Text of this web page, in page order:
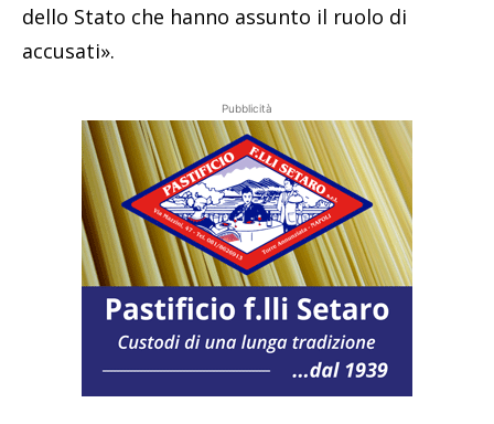
dello Stato che hanno assunto il ruolo di
accusati».
Pubblicità